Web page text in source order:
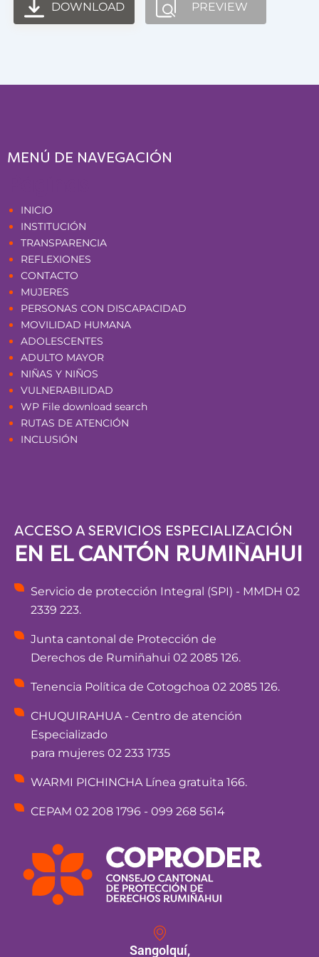
DOWNLOAD PREVIEW
MENÚ DE NAVEGACIÓN
INICIO
INSTITUCIÓN
TRANSPARENCIA
REFLEXIONES
CONTACTO
MUJERES
PERSONAS CON DISCAPACIDAD
MOVILIDAD HUMANA
ADOLESCENTES
ADULTO MAYOR
NIÑAS Y NIÑOS
VULNERABILIDAD
WP File download search
RUTAS DE ATENCIÓN
INCLUSIÓN
ACCESO A SERVICIOS ESPECIALIZACIÓN
EN EL CANTÓN RUMIÑAHUI
Servicio de protección Integral (SPI) - MMDH 02
2339 223.
Junta cantonal de Protección de
Derechos de Rumiñahui 02 2085 126.
Tenencia Política de Cotogchoa 02 2085 126.
CHUQUIRAHUA - Centro de atención
Especializado
para mujeres 02 233 1735
WARMI PICHINCHA Línea gratuita 166.
CEPAM 02 208 1796 - 099 268 5614
Sangolquí,